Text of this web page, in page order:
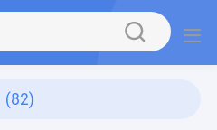
(82)